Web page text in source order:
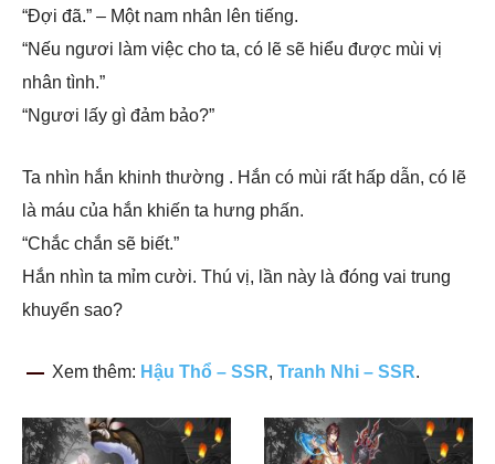
“Đợi đã.” – Một nam nhân lên tiếng.
“Nếu ngươi làm việc cho ta, có lẽ sẽ hiểu được mùi vị
nhân tình.”
“Ngươi lấy gì đảm bảo?”
Ta nhìn hắn khinh thường . Hắn có mùi rất hấp dẫn, có lẽ
là máu của hắn khiến ta hưng phấn.
“Chắc chắn sẽ biết.”
Hắn nhìn ta mỉm cười. Thú vị, lần này là đóng vai trung
khuyển sao?
Xem thêm: Hậu Thổ – SSR, Tranh Nhi – SSR.